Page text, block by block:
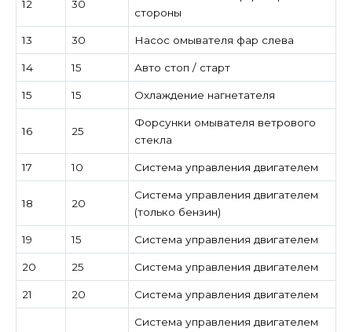
12 30
стороны
13 30 Насос омывателя фар слева
14 15 Авто стоп / старт
15 15 Охлаждение нагнетателя
16 25
Форсунки омывателя ветрового
стекла
17 10 Система управления двигателем
18 20
Система управления двигателем
(только бензин)
19 15 Система управления двигателем
20 25 Система управления двигателем
21 20 Система управления двигателем
Система управления двигателем